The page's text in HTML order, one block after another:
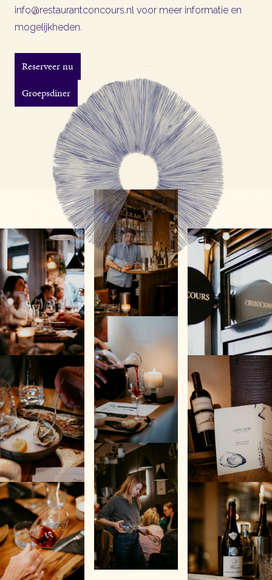
info@restaurantconcours.nl voor meer informatie en
mogelijkheden.
Reserveer nu
Groepsdiner